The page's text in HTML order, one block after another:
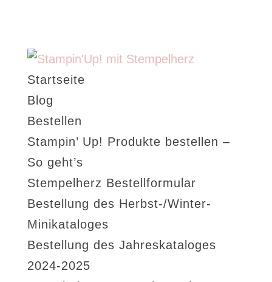
Startseite
Blog
Bestellen
Stampin’ Up! Produkte bestellen –
So geht’s
Stempelherz Bestellformular
Bestellung des Herbst-/Winter-
Minikataloges
Bestellung des Jahreskataloges
2024-2025